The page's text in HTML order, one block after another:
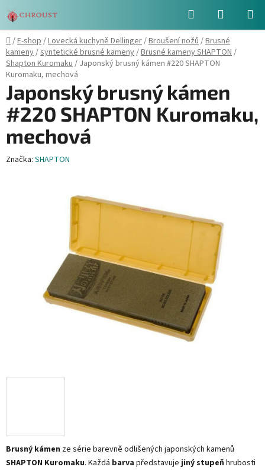
na
obsah
Hledat
KOŠÍK
Domů
/E-shop/Lovecká kuchyně Dellinger/Broušení nožů/Brusné
kameny/syntetické brusné kameny/Brusné kameny SHAPTON/
Shapton Kuromaku/ Japonský brusný kámen #220 SHAPTON
Kuromaku, mechová
Brusný kámen ze série barevně odlišených japonských kamenů
SHAPTON Kuromaku. Každá barva představujejiný stupeň hrubosti
Japonský brusný kámen
#220 SHAPTON Kuromaku,
mechová
Značka: SHAPTON